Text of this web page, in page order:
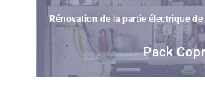
Rénovation de la partie électrique
Pack